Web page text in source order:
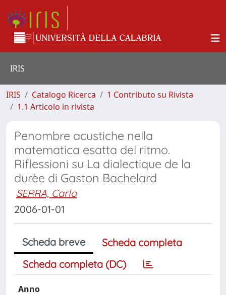
IRIS
IRIS Catalogo Ricerca
1 Contributo su Rivista
1.1 Articolo in rivista
Penombre acustiche nella
matematica esatta del ritmo.
Riflessioni su La dialectique de la
durèe di Gaston Bachelard
SERRA, Carlo
2006-01-01
Scheda breve
Scheda completa
Scheda completa (DC)
Anno